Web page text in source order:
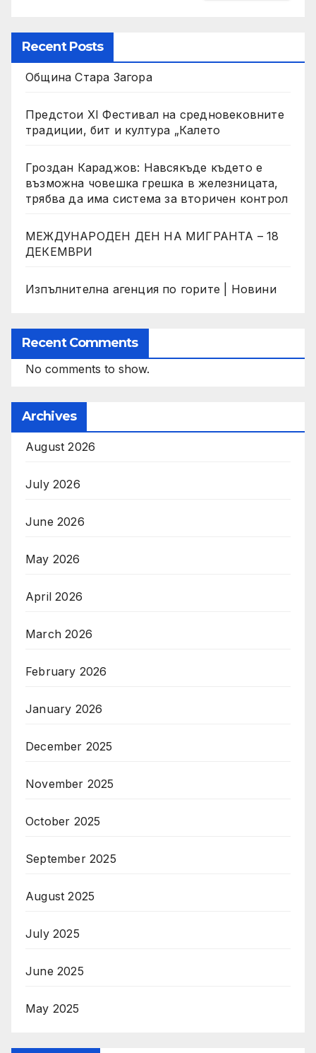
Recent Posts
Община Стара Загора
Предстои XI Фестивал на средновековните
традиции, бит и култура „Калето
Гроздан Караджов: Навсякъде където е
възможна човешка грешка в железницата,
трябва да има система за вторичен контрол
МЕЖДУНАРОДЕН ДЕН НА МИГРАНТА – 18
ДЕКЕМВРИ
Изпълнителна агенция по горите | Новини
Recent Comments
No comments to show.
Archives
August 2026
July 2026
June 2026
May 2026
April 2026
March 2026
February 2026
January 2026
December 2025
November 2025
October 2025
September 2025
August 2025
July 2025
June 2025
May 2025